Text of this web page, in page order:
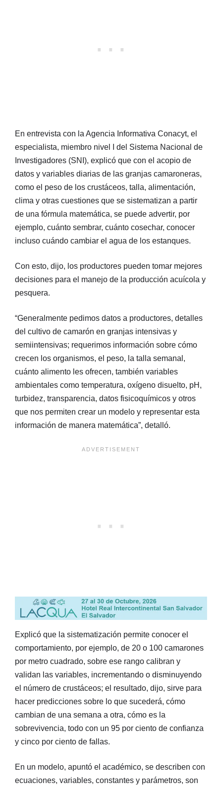
En entrevista con la Agencia Informativa Conacyt, el
especialista, miembro nivel I del Sistema Nacional de
Investigadores (SNI), explicó que con el acopio de
datos y variables diarias de las granjas camaroneras,
como el peso de los crustáceos, talla, alimentación,
clima y otras cuestiones que se sistematizan a partir
de una fórmula matemática, se puede advertir, por
ejemplo, cuánto sembrar, cuánto cosechar, conocer
incluso cuándo cambiar el agua de los estanques.
Con esto, dijo, los productores pueden tomar mejores
decisiones para el manejo de la producción acuícola y
pesquera.
“Generalmente pedimos datos a productores, detalles
del cultivo de camarón en granjas intensivas y
semiintensivas; requerimos información sobre cómo
crecen los organismos, el peso, la talla semanal,
cuánto alimento les ofrecen, también variables
ambientales como temperatura, oxígeno disuelto, pH,
turbidez, transparencia, datos fisicoquímicos y otros
que nos permiten crear un modelo y representar esta
información de manera matemática”, detalló.
Explicó que la sistematización permite conocer el
comportamiento, por ejemplo, de 20 o 100 camarones
por metro cuadrado, sobre ese rango calibran y
validan las variables, incrementando o disminuyendo
el número de crustáceos; el resultado, dijo, sirve para
hacer predicciones sobre lo que sucederá, cómo
cambian de una semana a otra, cómo es la
sobrevivencia, todo con un 95 por ciento de confianza
y cinco por ciento de fallas.
En un modelo, apuntó el académico, se describen con
ecuaciones, variables, constantes y parámetros, son